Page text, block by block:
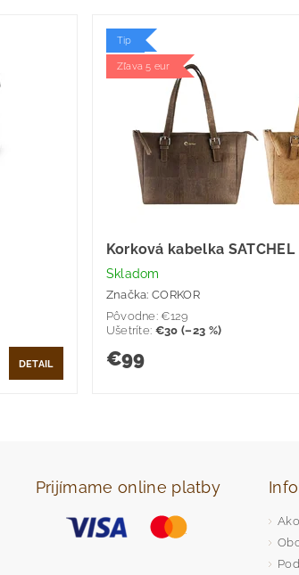
DETAIL
Tip
Zľava 5 eur
Korková kabelka SATCHEL
Skladom
Značka:CORKOR
Pôvodne:€129
Ušetríte: €30 (–23 %)
€99
Prijímame online platby